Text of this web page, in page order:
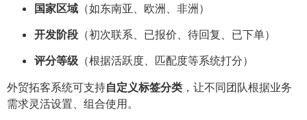
国家区域 （如东南亚、欧洲、非洲）
开发阶段 （初次联系、已报价、待回复、已下单）
评分等级 （根据活跃度、匹配度等系统打分）
外贸拓客系统可支持自定义标签分类 ，让不同团队根据业务
需求灵活设置、组合使用。